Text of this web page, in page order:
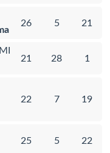
26 5 21
21 28 1
22 7 19
25 5 22